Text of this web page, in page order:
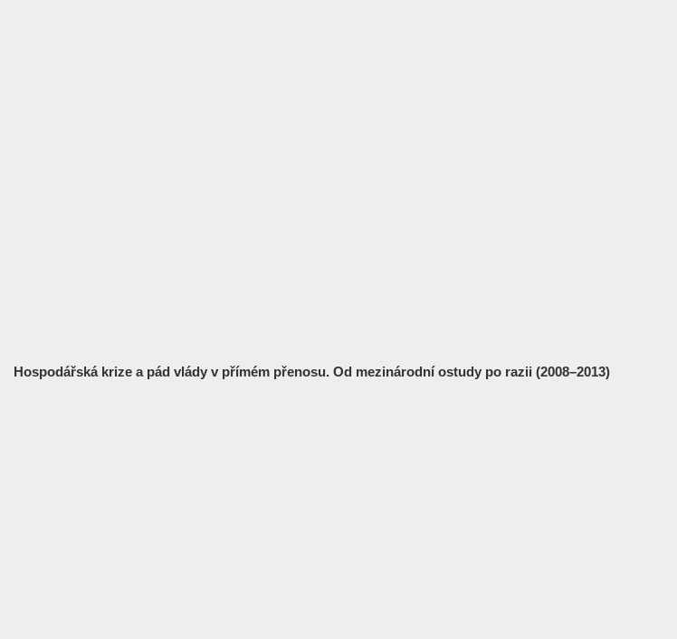
Hospodářská krize a pád vlády v přímém přenosu. Od mezinárodní ostudy po razii (2008–2013)